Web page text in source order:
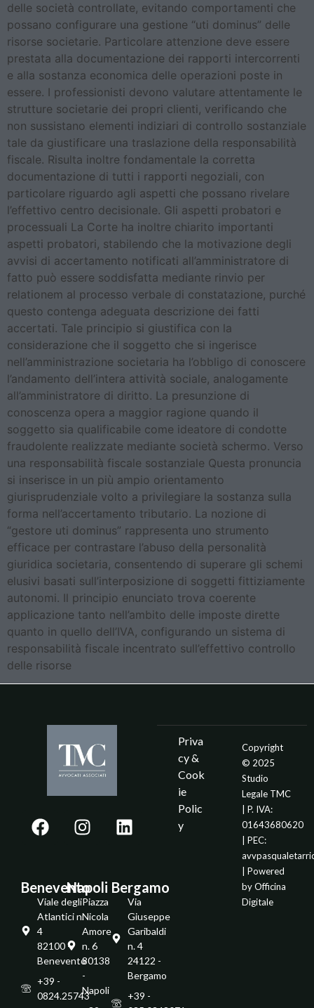
delle società controllate, evitando comportamenti che
possano configurare una gestione “uti dominus” delle
risorse societarie. Particolare attenzione deve essere
prestata alla documentazione dei rapporti intercorrenti
e alla sostanza economica delle operazioni poste in
essere. I professionisti devono valutare attentamente le
strutture societarie dei propri clienti, verificando che
non sussistano elementi indiziari di controllo sostanziale
tale da giustificare una traslazione della responsabilità
fiscale. Risulta inoltre fondamentale la corretta
documentazione di tutti i rapporti negoziali, con
particolare riguardo agli aspetti che possano rivelare
l’effettivo centro decisionale. Gli aspetti probatori e
processuali La Corte ha inoltre chiarito importanti
aspetti probatori, stabilendo che la motivazione degli
avvisi di accertamento notificati all’amministratore di
fatto può essere soddisfatta mediante rinvio per
relationem al processo verbale di constatazione, purché
questo contenga adeguata descrizione dei fatti
accertati. Tale principio si giustifica con la
considerazione che il soggetto che si ingerisce
nell’amministrazione societaria ha l’obbligo di conoscere
l’andamento dell’intera attività sociale, analogamente
all’amministratore di diritto. La presunzione di
conoscenza opera a maggior ragione quando il
soggetto sia qualificabile come ideatore di condotte
fraudolente realizzate mediante società schermo. Verso
una responsabilità fiscale sostanziale Questa pronuncia
si inserisce in un più ampio orientamento
giurisprudenziale volto a privilegiare la sostanza sulla
forma nell’accertamento tributario. La nozione di
“gestore uti dominus” rappresenta uno strumento
efficace per contrastare l’abuso della personalità
giuridica societaria, consentendo di superare gli schemi
elusivi basati sull’interposizione di soggetti fittiziamente
autonomi. Il principio enunciato trova coerente
applicazione tanto nell’ambito delle imposte dirette
quanto in quello dell’IVA, configurando un sistema di
responsabilità fiscale incentrato sull’effettivo controllo
delle risorse
Benevento
Viale degli
Atlantici n.
4
82100 -
Benevento
+39 -
0824.25743
Napoli
Piazza
Nicola
Amore
n. 6
80138
-
Napoli
Bergamo
Via
Giuseppe
Garibaldi
n. 4
24122 -
Bergamo
+39 -
Priva
cy &
Cook
ie
Polic
y
Copyright
© 2025
Studio
Legale TMC
| P. IVA:
01643680620
| PEC:
| Powered
byOfficina
Digitale